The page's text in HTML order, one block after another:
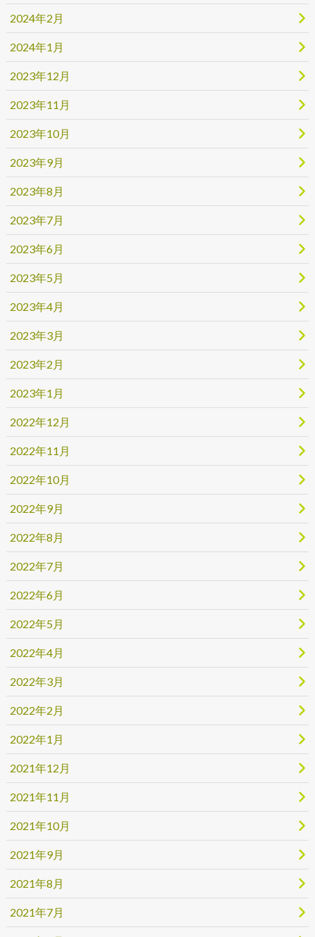
2024年2月
2024年1月
2023年12月
2023年11月
2023年10月
2023年9月
2023年8月
2023年7月
2023年6月
2023年5月
2023年4月
2023年3月
2023年2月
2023年1月
2022年12月
2022年11月
2022年10月
2022年9月
2022年8月
2022年7月
2022年6月
2022年5月
2022年4月
2022年3月
2022年2月
2022年1月
2021年12月
2021年11月
2021年10月
2021年9月
2021年8月
2021年7月